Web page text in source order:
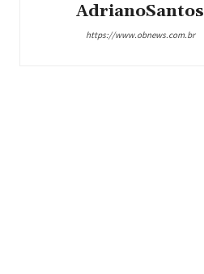
AdrianoSantos
https://www.obnews.com.br